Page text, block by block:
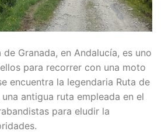
Granada, en Andalucía, es uno
para recorrer con una moto
encuentra la legendaria Ruta de
antigua ruta empleada en el
para eludir la